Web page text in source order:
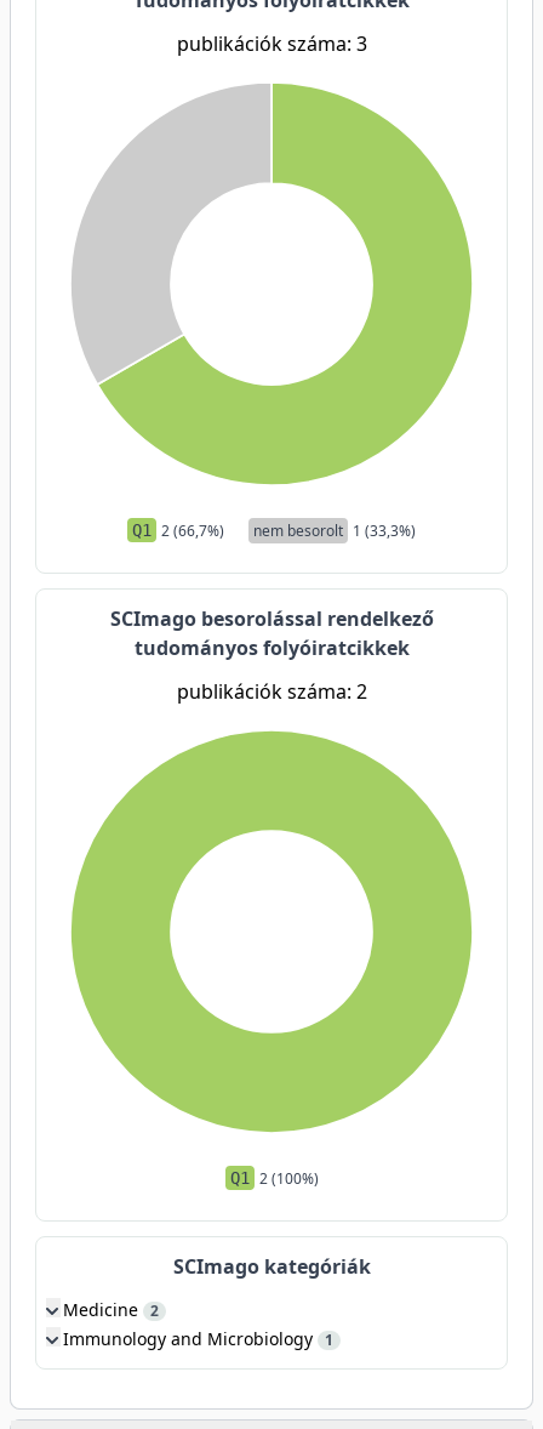
publikációk száma: 3
Q1 2 (66,7%) nem besorolt 1 (33,3%)
SCImago besorolással rendelkező
tudományos folyóiratcikkek
publikációk száma: 2
Q1 2 (100%)
SCImago kategóriák
Medicine 2
Immunology and Microbiology 1